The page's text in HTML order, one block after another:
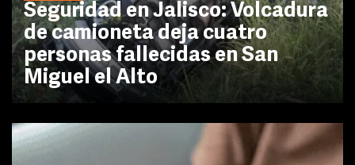
Seguridad en Jalisco: Volcadura
de camioneta deja cuatro
personas fallecidas en San
Miguel el Alto